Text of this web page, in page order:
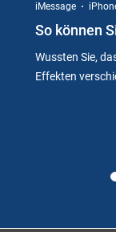
iMessage
So können
Wussten Sie,
Effekten